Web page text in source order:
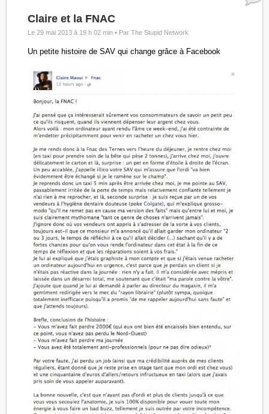
Claire et la FNAC
Le 29 mai 2013 à 19 h 02 min • Par The Stupid Network
Un petite histoire de SAV qui change grâce à Facebook